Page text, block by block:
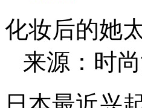
化妆后的她
来源：时